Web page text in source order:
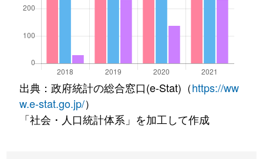
出典：政府統計の総合窓口(e-Stat)（https://ww
w.e-stat.go.jp/）
「社会・人口統計体系」を加工して作成